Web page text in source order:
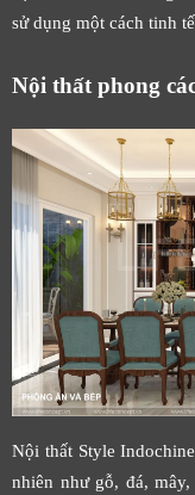
sử dụng một cách tinh
Nội thất phong
Nội thất Style
nhiên như gỗ, đá,